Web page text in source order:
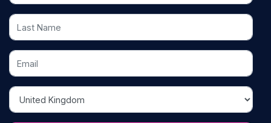
Last Name
Email
Country